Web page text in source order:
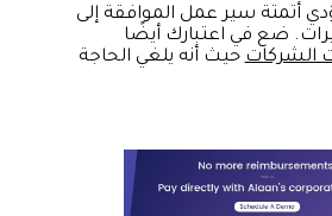
أتمتة سير عمل الموافقة إلى
ضع في اعتبارك أيضًا
الشركاتحيث أنه يلغي الحاجة